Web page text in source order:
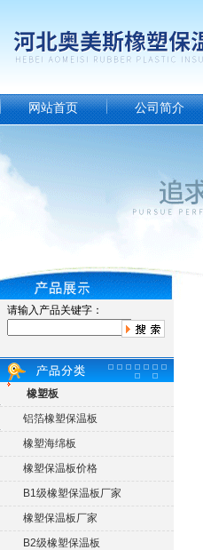
网站首页 公司简介
请输入产品关键字：
橡塑板
铝箔橡塑保温板
橡塑海绵板
橡塑保温板价格
B1级橡塑保温板厂家
橡塑保温板厂家
B2级橡塑保温板